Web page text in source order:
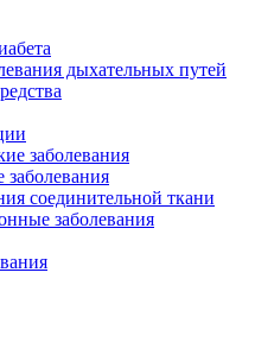
дыхательных путей
заболевания
заболевания
соединительной ткани
заболевания